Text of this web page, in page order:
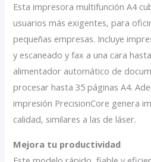
Esta impresora multifunción A4
usuarios más exigentes, para
pequeñas empresas. Incluye
y escaneado y fax a una cara
alimentador automático de
procesar hasta 35 páginas A4.
impresión PrecisionCore genera
calidad, similares a las de láser.
Mejora tu productividad